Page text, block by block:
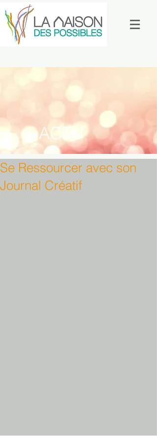
ACTU
Se Ressourcer avec son
Journal Créatif